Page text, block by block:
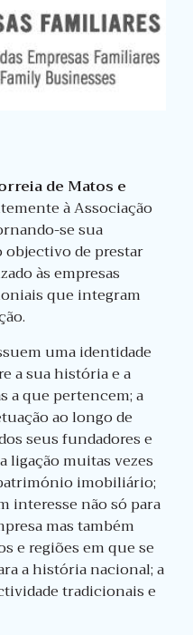
de Matos e
à Associação
se sua
objectivo de prestar
às empresas
que integram
uma identidade
a sua história e a
a que pertencem; a
ao longo de
seus fundadores e
ligação muitas vezes
imobiliário;
interesse não só para
mas também
e regiões em que se
a história nacional; a
tradicionais e